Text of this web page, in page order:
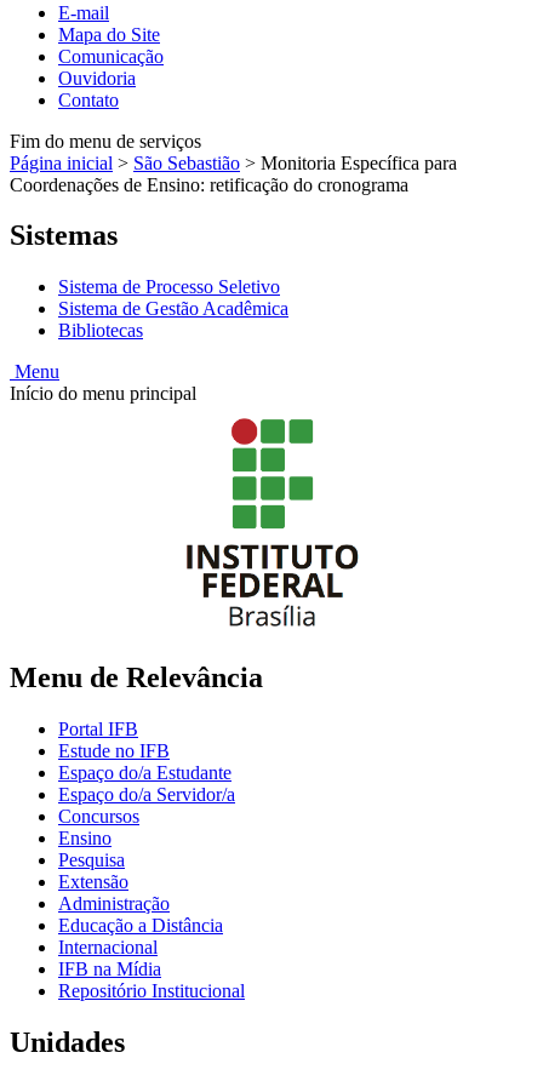
E-mail
Mapa do Site
Comunicação
Ouvidoria
Contato
Fim do menu de serviços
Página inicial > São Sebastião > Monitoria Específica para
Coordenações de Ensino: retificação do cronograma
Sistemas
Sistema de Processo Seletivo
Sistema de Gestão Acadêmica
Bibliotecas
Menu
Início do menu principal
Menu de Relevância
Portal IFB
Estude no IFB
Espaço do/a Estudante
Espaço do/a Servidor/a
Concursos
Ensino
Pesquisa
Extensão
Administração
Educação a Distância
Internacional
IFB na Mídia
Repositório Institucional
Unidades